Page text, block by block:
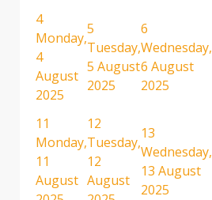
4
Monday,
4
August
2025
5
Tuesday,
5 August
2025
6
Wednesday,
6 August
2025
11
Monday,
11
August
12
Tuesday,
12
August
13
Wednesday,
13 August
2025